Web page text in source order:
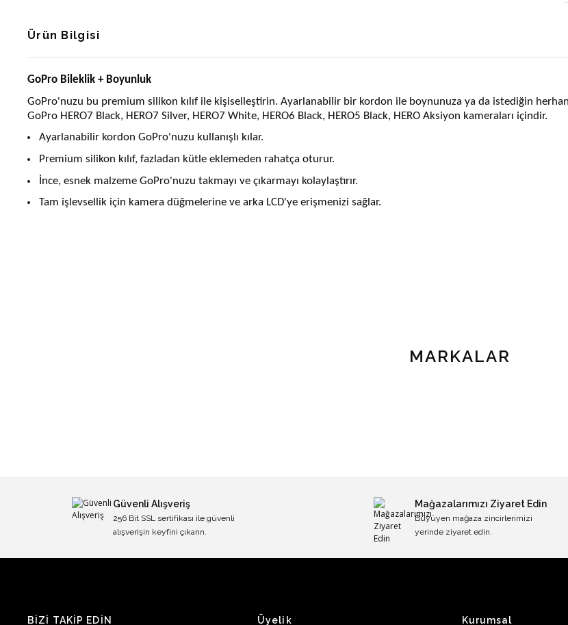
Ürün Bilgisi
GoPro Bileklik + Boyunluk
GoPro'nuzu bu premium silikon kılıf ile kişiselleştirin. Ayarlanabilir bir kordon ile boynunuza ya da istediğin
GoPro HERO7 Black, HERO7 Silver, HERO7 White, HERO6 Black, HERO5 Black, HERO Aksiyon kameraları içindir.
Ayarlanabilir kordon GoPro'nuzu kullanışlı kılar.
Premium silikon kılıf, fazladan kütle eklemeden rahatça oturur.
İnce, esnek malzeme GoPro'nuzu takmayı ve çıkarmayı kolaylaştırır.
Tam işlevsellik için kamera düğmelerine ve arka LCD'ye erişmenizi sağlar.
MARKALAR
Güvenli Alışveriş
256 Bit SSL sertifikası ile güvenli
alışverişin keyfini çıkarın.
Mağazalarımızı Ziyaret Edin
Büyüyen mağaza zincirlerimizi
yerinde ziyaret edin.
BİZİ TAKİP EDİN Üyelik Kurumsal